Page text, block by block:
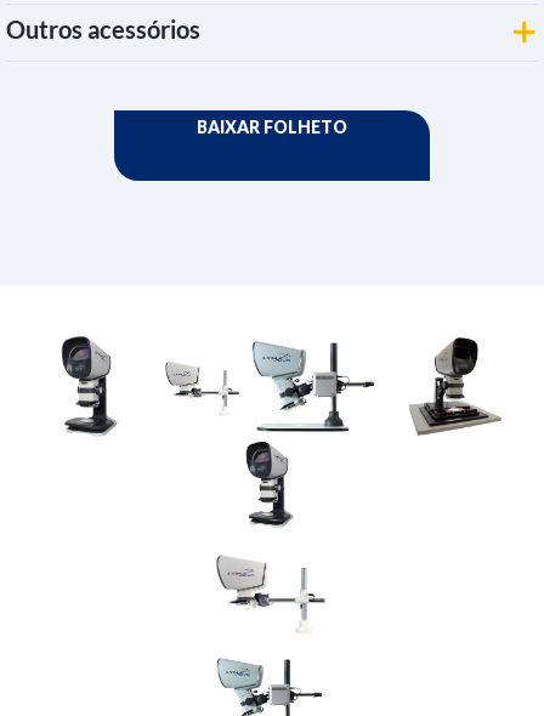
Outros acessórios